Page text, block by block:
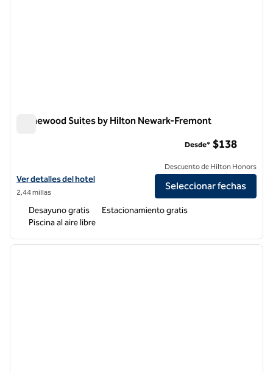
Homewood Suites by Hilton Newark-Fremont
Ver detalles del hotel Homewood Suites by Hilton Newark-Fremont
Ver detalles del hotel
2,44 millas
Desde* $138
Descuento de Hilton Honors
Seleccionar fechas
Desayuno gratis
Estacionamiento gratis
Piscina al aire libre
1 de 12